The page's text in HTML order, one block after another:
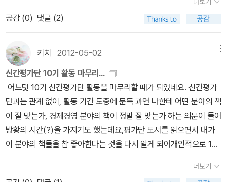
‘정의가 사라져버린 시장’에 대한 논의를 시작할 때가 왔다는 것이다!
(마이클 샌델, 하버드대 교수)” *노동시장과 자본시장은 공정한가?
기회균등은 누구에게나 항상 공평한가? 오늘날 자본주의 사회에서
소득의 대부분이 이 두 시장을 통해서 취득되는 까닭에 이 두 시장이
우리 국민의 소득분배 양태를 결정하게 된다. 만일 그 두 시장이 진정
공정하다면, 결과적으로 나타나는 소득분배의 양태에 대하여 큰 시비
를 붙기가 어려워진다. 자본시장 중에서도 특히 부동산시장이 매우
오랫동안 우리 사회에서 불공정과 부정부패의 표적이 되어왔기 때문
에 특히 이 문제를 자세히 다루었다. *누구나 정당한 자기 몫을 가지
는가? 함께 협동하여 생긴 소득은 어떻게 나눌 것인가? 다수의 사람
들이 일정 기간 동안 협동해서 창출한 소득을 어떻게 나누어 가져야
옳은가? 이상적으로만 본다면 모두가 똑같이 나누어 가지는 것이 원
무엇인지, 그리고 묵은 장맛이 나는 책은 무엇인지 생각해보니 <시장
함해서 제가 신간평가단 활동을 하면서 가장 마음에 들었던 다섯 권
의 책을 꼽자면, 먼저 앞서 말씀드린 존 캐서디의 <시장의 배반>입
니다. 앞서 말씀드렸듯이 깊이 있는 내용이 묵직하고요, 두고두고 읽
을 만한 책인 듯싶습니다. 두 번째로는 윌리엄 파운드스톤의 <가
격은 없다>입니다. 행동 경제학의 이론들을 다양한 사례들을 바탕으
로 설명하고 있는 책입니다. 사실 이러한 내용을 다룬 책들은 꽤 많은
데요, 이 책은 이론과 사례의 적절한 균형이 돋보인다고 할 수 있습니
책의 구성과 진행방식 또한 무척 재미있게 구성되어 있습니다. 세
단 활동을 해 왔기 때문에 은근히 기대를 했었는데, 이런 아쉬운 결과
를 접하게 되어 조금은 우울해 지고 말았다. 열심히 글을 올려서 다음
12기 신간평가단에서는 꼭 선정이 되고 싶다. 아자아자~!!^^ 어쨌든
아쉬움을 뒤로 하고 10기 신간평가단 활동을 하는 중에 만났던 좋은
책들을 골라 보았다. 1) 10기 신간평가단 도서 중 가장 좋았던 책 다
른 무엇보다도 우리나라 경제학자가 쓴 경제 정의 이론에 관한 책으
로서 이해하기 쉽고 여러 예시를 들어주고 있어서 좋았다. 어려운 경
제 용어도 별로 없었고 벤담과 밀의 공리주의에서부터 칸트와 롤스의
경제 정의에 관한 이론, 마르크스의 이론에 이르기까지, 이러한 이론
이 나오게 된 배경과 그 사상의 전개, 그에 대한 비판이 잘 설명되어
있다. 자유시장경제와 고전 경제학, 주류 경제학에서 신봉하는 이론
이 완벽한 이론일지 모르지만 현실 사회에서는 얼마나 빈약하고 쓸모
없는 이론이 되어버리는 것인지 지금 현재 우리 사회의 모습을 여실
공감 (0) 댓글 (2)
키치 2012-05-02
신간평가단 10기 활동 마무리...
어느덧 10기 신간평가단 활동을 마무리할 때가 되었네요. 신간평가
단과는 관계 없이, 활동 기간 도중에 문득 과연 나한테 어떤 분야의 책
이 잘 맞는가, 경제경영 분야의 책이 정말 잘 맞는가 하는 의문이 들어
방황의 시간(?)을 가지기도 했는데요,평가단 도서를 읽으면서 내가
이 분야의 책들을 참 좋아한다는 것을 다시 알게 되어개인적으로 10
당자님, 평가단 운영하느라 수고 많으셨습니다. 덕분에 좋은 책, 귀한
더보기